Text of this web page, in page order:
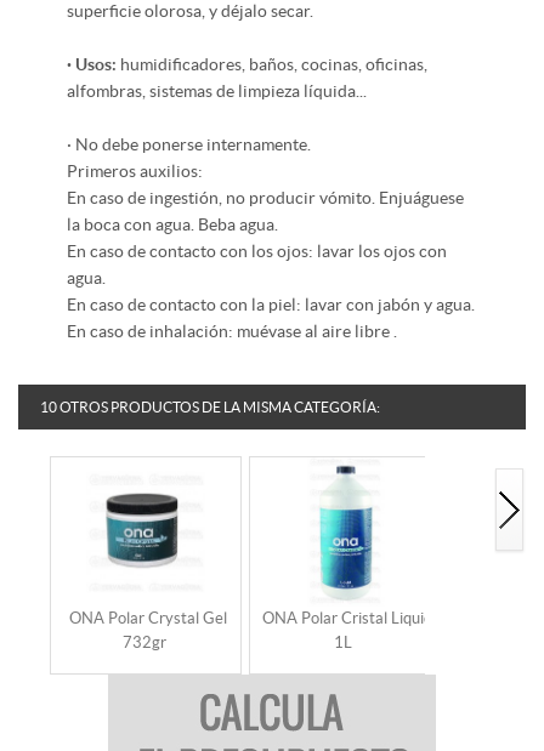
superficie olorosa, y déjalo secar.
· Usos: humidificadores, baños, cocinas, oficinas,
alfombras, sistemas de limpieza líquida...
· No debe ponerse internamente.
Primeros auxilios:
En caso de ingestión, no producir vómito. Enjuáguese
la boca con agua. Beba agua.
En caso de contacto con los ojos: lavar los ojos con
agua.
En caso de contacto con la piel: lavar con jabón y agua.
En caso de inhalación: muévase al aire libre .
10 OTROS PRODUCTOS DE LA MISMA CATEGORÍA:
ONA Polar Crystal Gel
732gr
ONA Polar Cristal Liquid
1L